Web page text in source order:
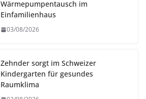
Wärmepumpentausch im
Einfamilienhaus
03/08/2026
Zehnder sorgt im Schweizer
Kindergarten für gesundes
Raumklima